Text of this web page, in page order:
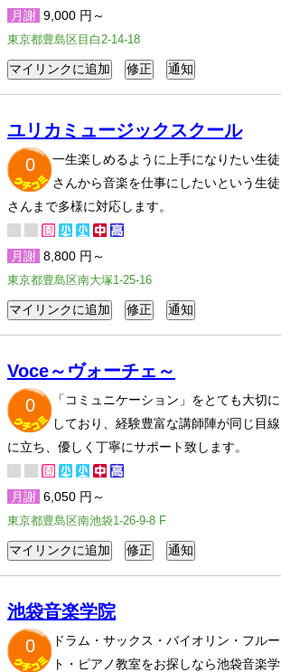
月謝 9,000 円～
東京都豊島区目白2-14-18
ユリカミュージックスクール
0
一生楽しめるように上手になりたい生徒
さんから音楽を仕事にしたいという生徒
さんまで多様に対応します。
月謝 8,800 円～
東京都豊島区南大塚1-25-16
Voce～ヴォーチェ～
0
「コミュニケーション」をとても大切に
しており、経験豊富な講師陣が同じ目線
に立ち、優しく丁寧にサポート致します。
月謝 6,050 円～
東京都豊島区南池袋1-26-9-8 F
池袋音楽学院
0
ドラム・サックス・バイオリン・フルー
ト・ピアノ教室をお探しなら池袋音楽学